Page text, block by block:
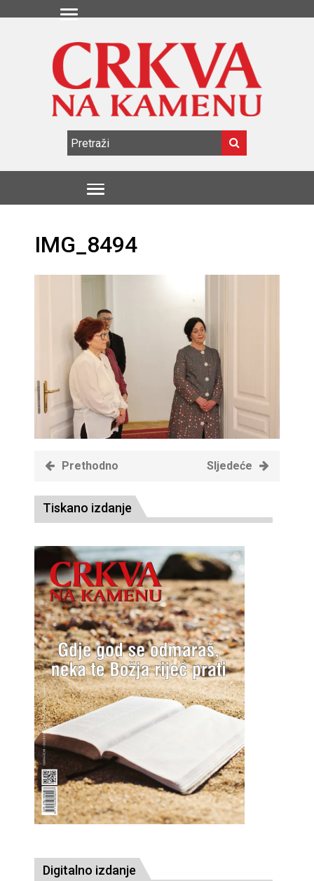
IMG_8494
Prethodno Sljedeće
Tiskano izdanje
Digitalno izdanje